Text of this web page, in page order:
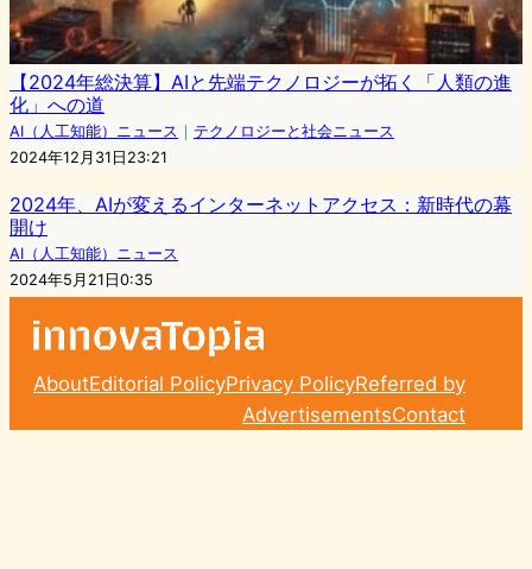
【2024年総決算】AIと先端テクノロジーが拓く「人類の進
化」への道
AI（人工知能）ニュース ｜ テクノロジーと社会ニュース
2024年12月31日23:21
2024年、AIが変えるインターネットアクセス：新時代の幕
開け
AI（人工知能）ニュース
2024年5月21日0:35
AboutEditorial PolicyPrivacy PolicyReferred by
AdvertisementsContact